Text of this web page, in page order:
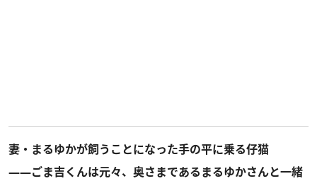
妻・まるゆかが飼うことになった手の平に乗る仔猫
――ごま吉くんは元々、奥さまであるまるゆかさんと一緒